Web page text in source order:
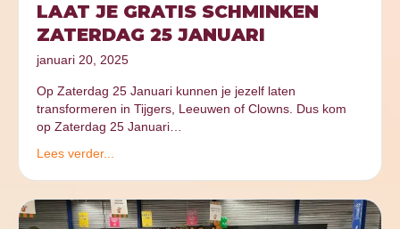
LAAT JE GRATIS SCHMINKEN
ZATERDAG 25 JANUARI
januari 20, 2025
Op Zaterdag 25 Januari kunnen je jezelf laten
transformeren in Tijgers, Leeuwen of Clowns. Dus kom
op Zaterdag 25 Januari…
Lees verder...